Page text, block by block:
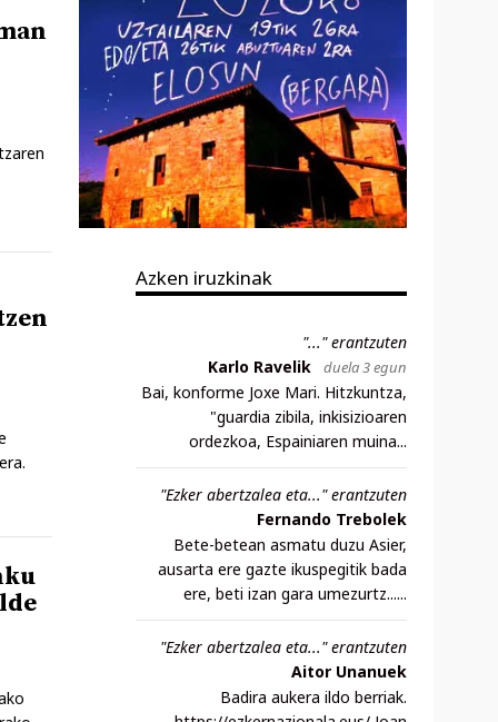
Azken iruzkinak
"..." erantzuten
Karlo Ravelik
duela 3 egun
Bai, konforme Joxe Mari. Hitzkuntza,
"guardia zibila, inkisizioaren
ordezkoa, Espainiaren muina...
"Ezker abertzalea eta..." erantzuten
Fernando Trebolek
Bete-betean asmatu duzu Asier,
ausarta ere gazte ikuspegitik bada
ere, beti izan gara umezurtz......
"Ezker abertzalea eta..." erantzuten
Aitor Unanuek
Badira aukera ildo berriak.